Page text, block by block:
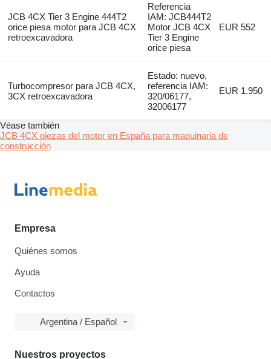
JCB 4CX Tier 3 Engine 444T2
orice piesa motor para JCB 4CX
retroexcavadora
Referencia
IAM: JCB444T2
Motor JCB 4CX
Tier 3 Engine
orice piesa
EUR 552
Turbocompresor para JCB 4CX,
3CX retroexcavadora
Estado: nuevo,
referencia IAM:
320/06177,
32006177
EUR 1.950
Véase también
JCB 4CX piezas del motor en España para maquinaria de
construcción
Empresa
Quiénes somos
Ayuda
Contactos
Argentina / Español
Nuestros proyectos